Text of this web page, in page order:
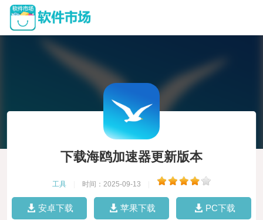
下载海鸥加速器更新版本
工具 时间：2025-09-13
安卓下载 苹果下载 PC下载